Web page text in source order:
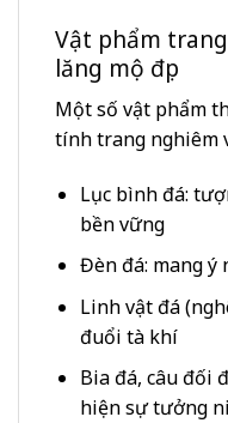
Vật phẩm
lăng mộ đẹp
Một số vật phẩm
tính trang nghiêm
Lục bình đá:
bền vững
Đèn đá: mang ý
Linh vật đá
đuổi tà khí
Bia đá, câu đối
hiện sự tưởng